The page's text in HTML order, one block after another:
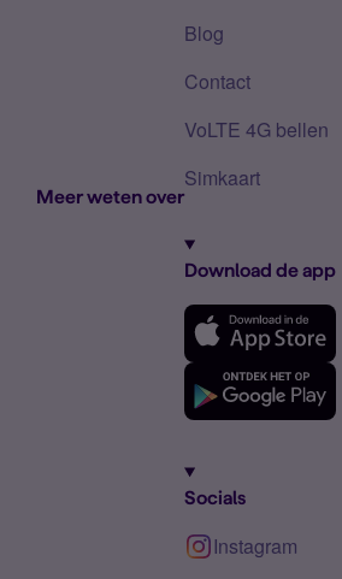
Meer weten over
Blog
Contact
VoLTE 4G bellen
Simkaart
Download de app
Socials
Instagram